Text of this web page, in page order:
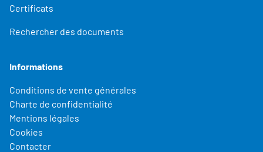
Certificats
Rechercher des documents
Informations
Conditions de vente générales
Charte de confidentialité
Mentions légales
Cookies
Contacter